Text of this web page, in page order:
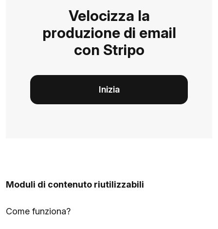
Velocizza la
produzione di email
con Stripo
Inizia
Moduli di contenuto riutilizzabili
Come funziona?